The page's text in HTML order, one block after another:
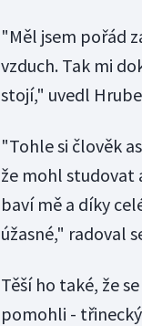
"Měl jsem pořád
vzduch. Tak mi
stojí," uvedl
"Tohle si člověk
že mohl studovat
baví mě a díky
úžasné," radoval
Těší ho také, že
pomohli -